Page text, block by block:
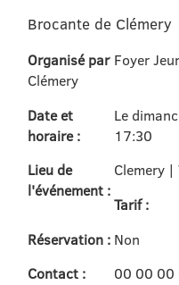
Brocante de Clémery
Organisé par Foyer
Clémery
Date et
horaire :
Le
17:30
Lieu de
l'événement :
Clemery |
Tarif :
Réservation : Non
Contact :
00 00 00